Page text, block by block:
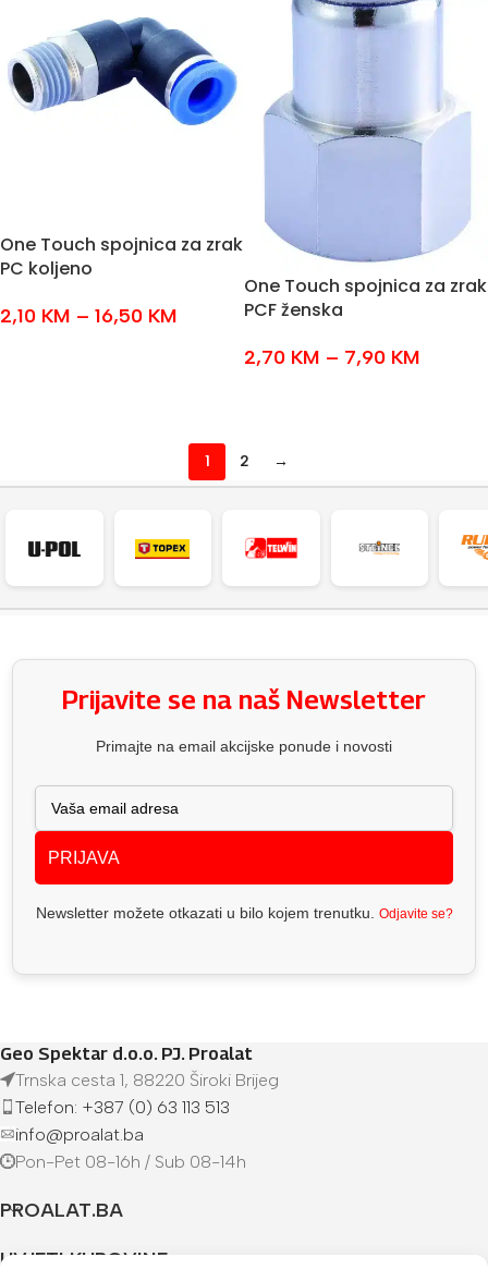
One Touch spojnica za zrak
PC koljeno
2,10 KM – 16,50 KM
One Touch spojnica za zrak
PCF ženska
2,70 KM – 7,90 KM
1 2 →
Prijavite se na naš Newsletter
Primajte na email akcijske ponude i novosti
PRIJAVA
Newsletter možete otkazati u bilo kojem trenutku. Odjavite se?
Geo Spektar d.o.o. PJ. Proalat
Trnska cesta 1, 88220 Široki Brijeg
Telefon: +387 (0) 63 113 513
info@proalat.ba
Pon-Pet 08-16h / Sub 08-14h
PROALAT.BA
UVJETI KUPOVINE